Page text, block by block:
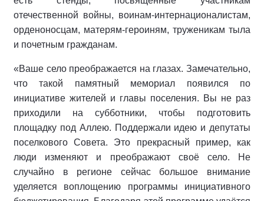
отечественной войны, воинам-интернационалистам,
орденоносцам, матерям-героиням, труженикам тыла
и почетным гражданам.
«Ваше село преображается на глазах. Замечательно,
что такой памятный мемориал появился по
инициативе жителей и главы поселения. Вы не раз
приходили на субботники, чтобы подготовить
площадку под Аллею. Поддержали идею и депутаты
поселкового Совета. Это прекрасный пример, как
люди изменяют и преображают своё село. Не
случайно в регионе сейчас большое внимание
уделяется воплощению программы инициативного